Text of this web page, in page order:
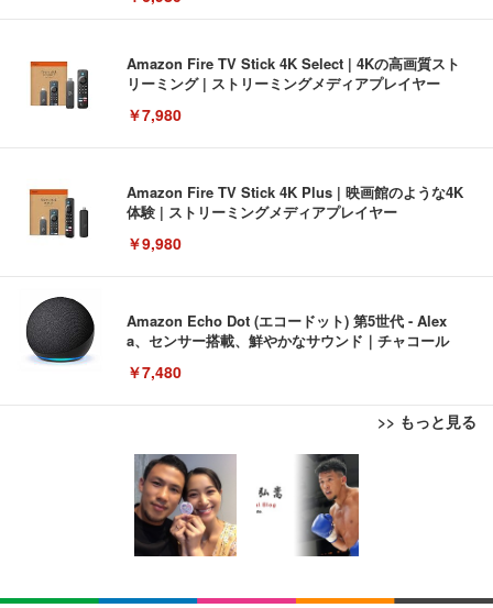
Amazon Fire TV Stick 4K Select | 4Kの高画質スト
リーミング | ストリーミングメディアプレイヤー
￥7,980
Amazon Fire TV Stick 4K Plus | 映画館のような4K
体験 | ストリーミングメディアプレイヤー
￥9,980
Amazon Echo Dot (エコードット) 第5世代 - Alex
a、センサー搭載、鮮やかなサウンド｜チャコール
￥7,480
>> もっと見る
[EdoErgo] オフィスチェア 椅子 テレワーク 疲れな
い 跳ね上げ式アームレスト コンパクト 約105度ロッ
キング pc 事務椅子 360度回転 座面昇降 強化ナイロ
ン樹脂ベース 通気性メッシュ 在宅ワーク H-WY01
(黒網+黒枠+黒足)
￥5,699
EIZO ビジネス向けプレミアムモニター | FlexScan
EV3240X-WT | 31.5型4K UHD・USB Type-C・ホワ
イト
￥105,595
EIZO ビジネス向けプレミアムモニター | FlexScan
Amazonベーシック ペットシーツ 薄型 レギュラー 1
回使い捨て 無香料 ホワイト 300枚
￥3,373